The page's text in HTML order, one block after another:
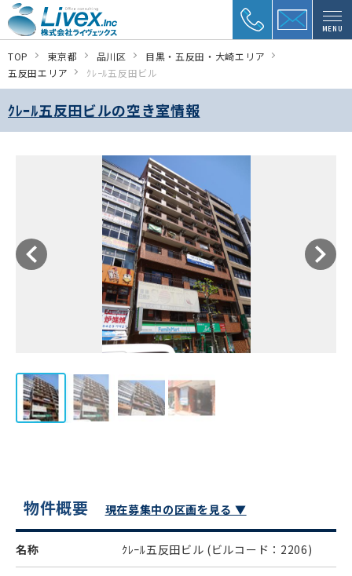
MENU
TOP 東京都 品川区
目黒・五反田・大崎エリア
五反田エリア
ｸﾚｰﾙ五反田ビル
ｸﾚｰﾙ五反田ビルの空き室情報
物件概要 現在募集中の区画を見る ▼
名称 ｸﾚｰﾙ五反田ビル (ビルコード：2206)